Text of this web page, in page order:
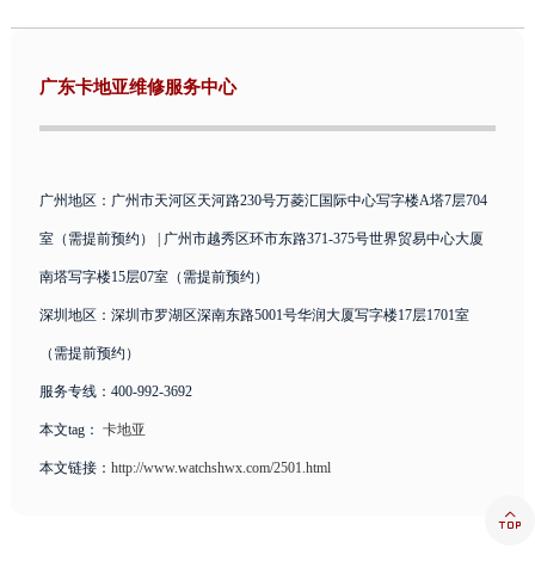
广东卡地亚维修服务中心
广州地区：广州市天河区天河路230号万菱汇国际中心写字楼A塔7层704
室（需提前预约） | 广州市越秀区环市东路371-375号世界贸易中心大厦
南塔写字楼15层07室（需提前预约）
深圳地区：深圳市罗湖区深南东路5001号华润大厦写字楼17层1701室
（需提前预约）
服务专线：400-992-3692
本文tag： 卡地亚
本文链接： http://www.watchshwx.com/2501.html
